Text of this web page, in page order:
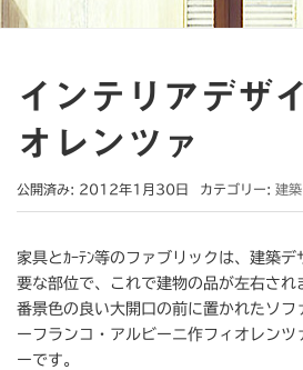
インテリアデザ
オレンツァ
公開済み: 2012年1月30日 カテゴリー: 建
家具とｶｰﾃﾝ等のファブリックは、建築
要な部位で、これで建物の品が左右さ
番景色の良い大開口の前に置かれたソフ
ーフランコ・アルビーニ作フィオレンツ
ーです。